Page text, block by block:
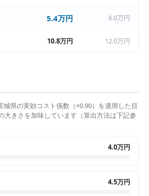
5.4万円 6.0万円
10.8万円 12.0万円
城県の実効コスト係数（×0.90）を適用した目
大きさを加味しています（算出方法は下記参
4.0万円
4.5万円